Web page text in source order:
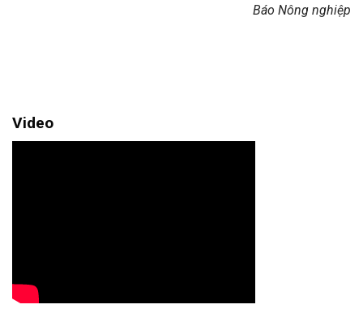
Báo Nông nghiệp
Video